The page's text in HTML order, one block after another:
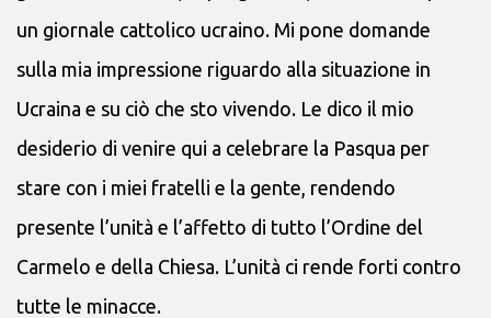
un giornale cattolico ucraino. Mi pone domande
sulla mia impressione riguardo alla situazione in
Ucraina e su ciò che sto vivendo. Le dico il mio
desiderio di venire qui a celebrare la Pasqua per
stare con i miei fratelli e la gente, rendendo
presente l’unità e l’affetto di tutto l’Ordine del
Carmelo e della Chiesa. L’unità ci rende forti contro
tutte le minacce.